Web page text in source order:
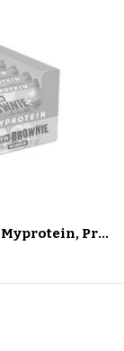
Протеїнові батончики Myprotein, Protein Brownie 12x75g, Білий шоколад